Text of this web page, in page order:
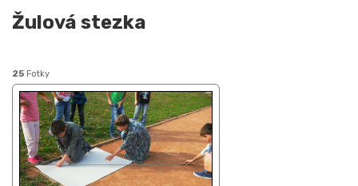
Žulová stezka
25 Fotky